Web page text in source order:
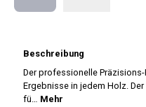
Beschreibung
Der professionelle
Ergebnisse in jedem Holz.
fü… Mehr